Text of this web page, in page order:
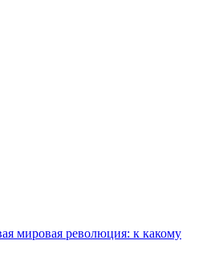
мировая революция: к какому